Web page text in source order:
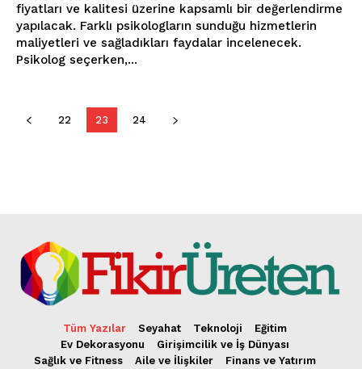
fiyatları ve kalitesi üzerine kapsamlı bir değerlendirme
yapılacak. Farklı psikologların sunduğu hizmetlerin
maliyetleri ve sağladıkları faydalar incelenecek.
Psikolog seçerken,...
22 23 24
Tüm Yazılar Seyahat Teknoloji
Eğitim
Ev Dekorasyonu
Girişimcilik ve İş Dünyası
Sağlık ve Fitness
Aile ve İlişkiler
Finans ve Yatırım